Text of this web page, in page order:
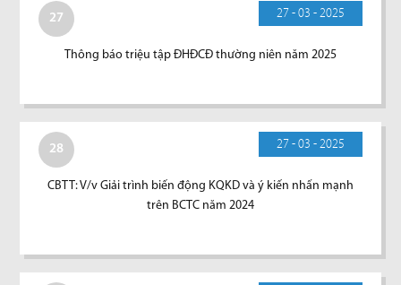
27 27 - 03 - 2025
Thông báo triệu tập ĐHĐCĐ thường niên năm 2025
28 27 - 03 - 2025
CBTT: V/v Giải trình biến động KQKD và ý kiến nhấn mạnh
trên BCTC năm 2024